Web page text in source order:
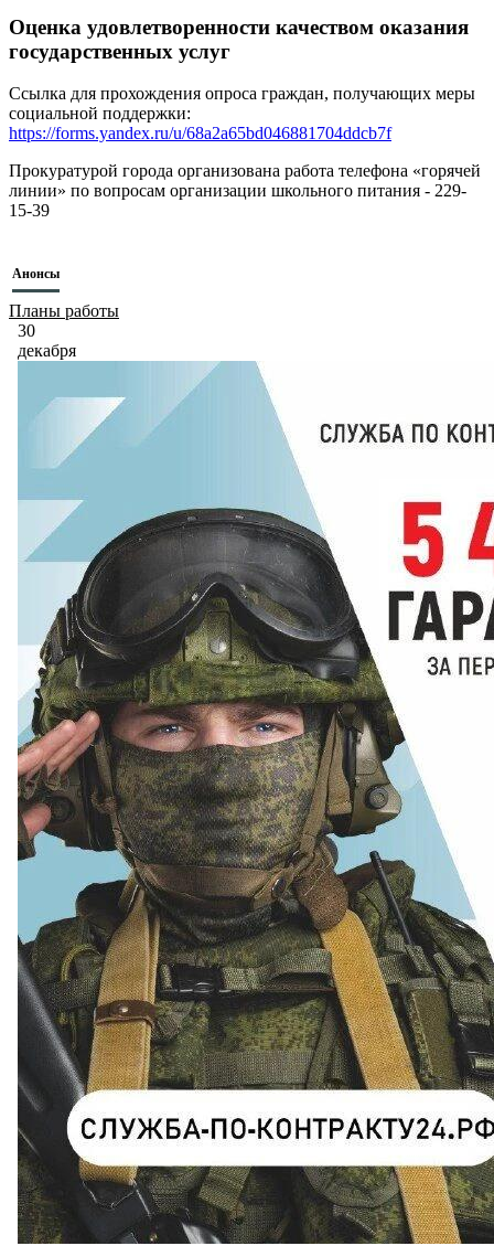
Оценка удовлетворенности качеством оказания
государственных услуг
Ссылка для прохождения опроса граждан, получающих меры
социальной поддержки:
https://forms.yandex.ru/u/68a2a65bd046881704ddcb7f
Прокуратурой города организована работа телефона «горячей
линии» по вопросам организации школьного питания - 229-
15-39
Анонсы
Планы работы
30
декабря